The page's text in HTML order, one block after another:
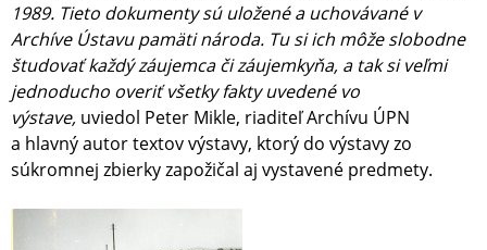
1989. Tieto dokumenty sú uložené a uchovávané v
Archíve Ústavu pamäti národa. Tu si ich môže slobodne
študovať každý záujemca či záujemkyňa, a tak si veľmi
jednoducho overiť všetky fakty uvedené vo
výstave, uviedol Peter Mikle, riaditeľ Archívu ÚPN
a hlavný autor textov výstavy, ktorý do výstavy zo
súkromnej zbierky zapožičal aj vystavené predmety.